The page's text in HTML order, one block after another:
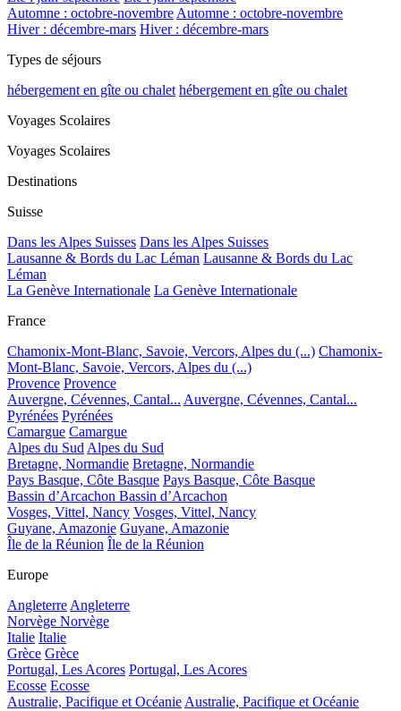
Automne : octobre-novembreAutomne : octobre-novembre
Hiver : décembre-mars Hiver : décembre-mars
Types de séjours
hébergement en gîte ou chalet hébergement en gîte ou chalet
Voyages Scolaires
Voyages Scolaires
Destinations
Suisse
Dans les Alpes Suisses Dans les Alpes Suisses
Lausanne & Bords du Lac Léman Lausanne & Bords du Lac
Léman
La Genève Internationale La Genève Internationale
France
Chamonix-Mont-Blanc, Savoie, Vercors, Alpes du (...) Chamonix-
Mont-Blanc, Savoie, Vercors, Alpes du (...)
Provence Provence
Auvergne, Cévennes, Cantal... Auvergne, Cévennes, Cantal...
Pyrénées Pyrénées
Camargue Camargue
Alpes du SudAlpes du Sud
Bretagne, Normandie Bretagne, Normandie
Pays Basque, Côte Basque Pays Basque, Côte Basque
Bassin d’Arcachon Bassin d’Arcachon
Vosges, Vittel, Nancy Vosges, Vittel, Nancy
Guyane, Amazonie Guyane, Amazonie
Île de la Réunion Île de la Réunion
Europe
AngleterreAngleterre
Norvège Norvège
Italie Italie
Grèce Grèce
Portugal, Les Acores Portugal, Les Acores
Ecosse Ecosse
Australie, Pacifique et OcéanieAustralie, Pacifique et Océanie